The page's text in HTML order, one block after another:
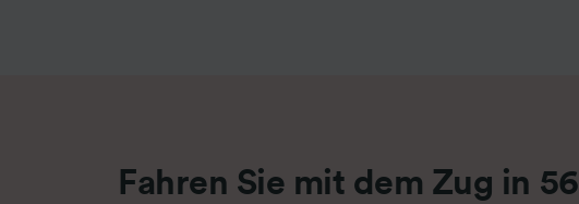
Fahren Sie mit dem Zug in 56